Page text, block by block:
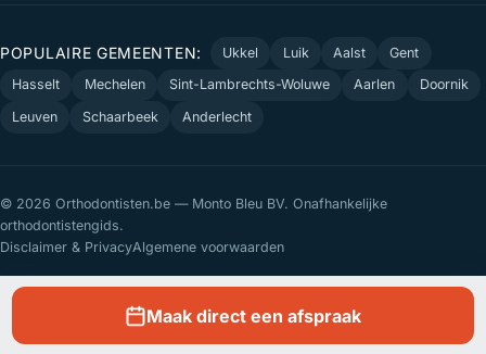
POPULAIRE GEMEENTEN: Ukkel Luik Aalst
Gent
Hasselt
Mechelen Sint-Lambrechts-Woluwe Aarlen
Doornik
Leuven
Schaarbeek Anderlecht
© 2026 Orthodontisten.be — Monto Bleu BV. Onafhankelijke
orthodontistengids.
Disclaimer & PrivacyAlgemene voorwaarden
Maak direct een afspraak